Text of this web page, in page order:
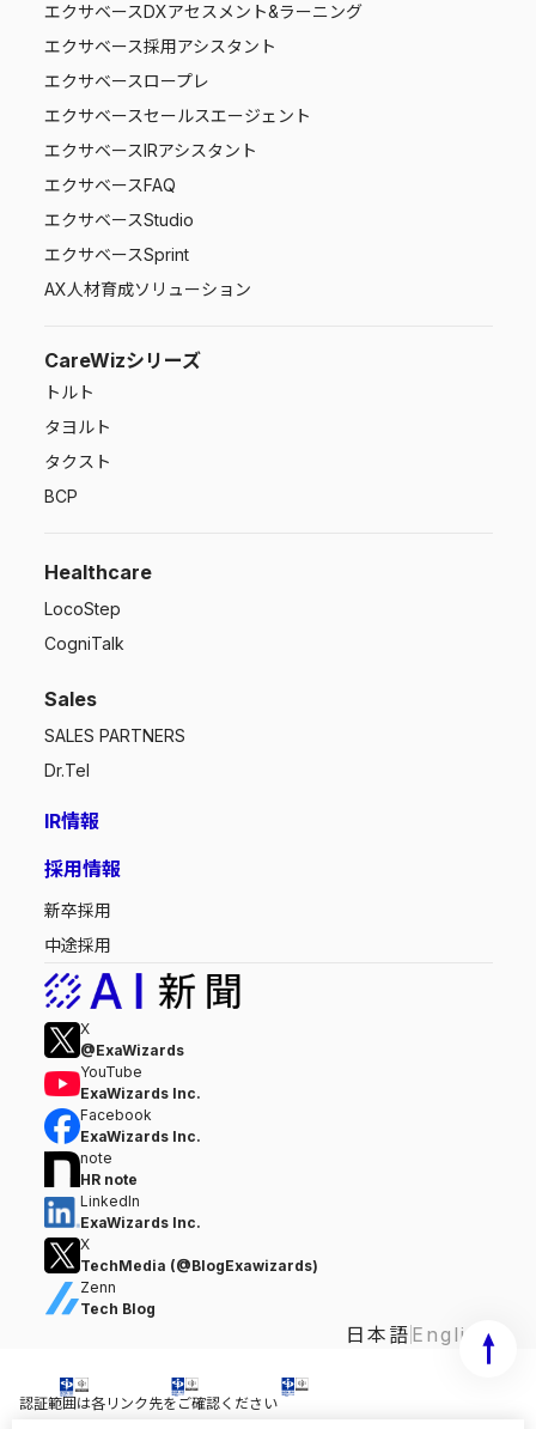
エクサベースDXアセスメント&ラーニング
エクサベース採用アシスタント
エクサベースロープレ
エクサベースセールスエージェント
エクサベースIRアシスタント
エクサベースFAQ
エクサベースStudio
エクサベースSprint
AX人材育成ソリューション
CareWizシリーズ
トルト
タヨルト
タクスト
BCP
Healthcare
LocoStep
CogniTalk
Sales
SALES PARTNERS
Dr.Tel
IR情報
採用情報
新卒採用
中途採用
X
@ExaWizards
YouTube
ExaWizards Inc.
Facebook
ExaWizards Inc.
note
HR note
LinkedIn
ExaWizards Inc.
X
TechMedia (@BlogExawizards)
Zenn
Tech Blog
日本語 English
認証範囲は各リンク先をご確認ください